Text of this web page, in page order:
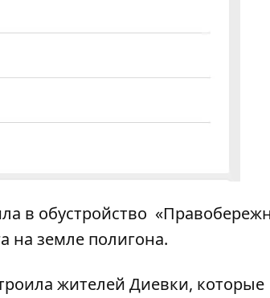
в обустройство
на земле полигона.
жителей Диевки, которые